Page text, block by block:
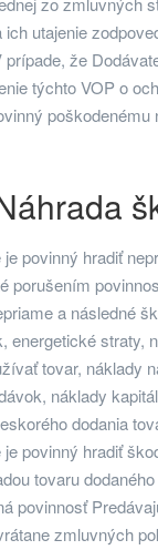
utajenie
že
týchto VOP o
poškodenému
povinný hradiť
porušením
a následné
energetické straty,
tovar, náklady
náklady
dodania
je povinný hradiť
tovaru
povinnosť
zmluvných